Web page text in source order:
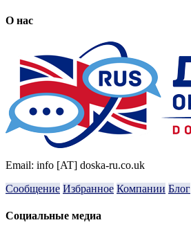
О нас
Email: info [AT] doska-ru.co.uk
Сообщение Избранное Компании Блог
Социальные медиа